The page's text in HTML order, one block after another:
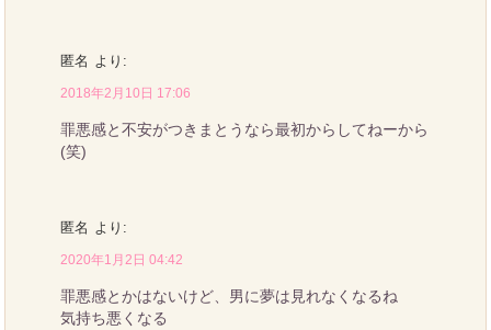
匿名 より:
2018年2月10日 17:06
罪悪感と不安がつきまとうなら最初からしてねーから
(笑)
匿名 より:
2020年1月2日 04:42
罪悪感とかはないけど、男に夢は見れなくなるね
気持ち悪くなる